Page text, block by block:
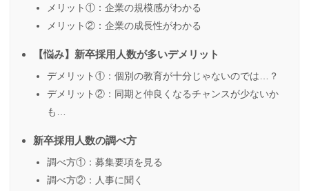
メリット①：企業の規模感がわかる
メリット②：企業の成長性がわかる
【悩み】新卒採用人数が多いデメリット
デメリット①：個別の教育が十分じゃないのでは…？
デメリット②：同期と仲良くなるチャンスが少ないか
も…
新卒採用人数の調べ方
調べ方①：募集要項を見る
調べ方②：人事に聞く